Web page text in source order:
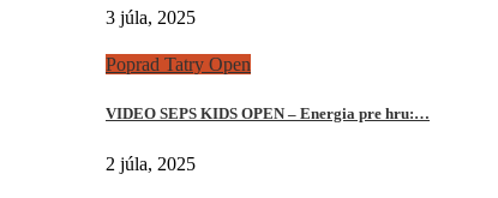
3 júla, 2025
Poprad Tatry Open
VIDEO SEPS KIDS OPEN – Energia pre hru:…
2 júla, 2025